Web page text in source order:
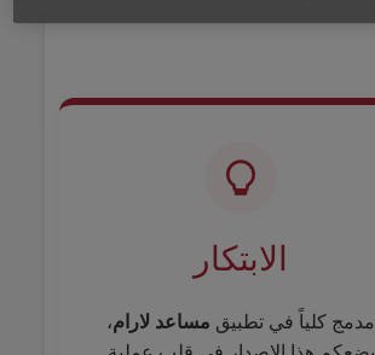
الابتكار
مدمج كلياً في تطبيق مساعد لارام،